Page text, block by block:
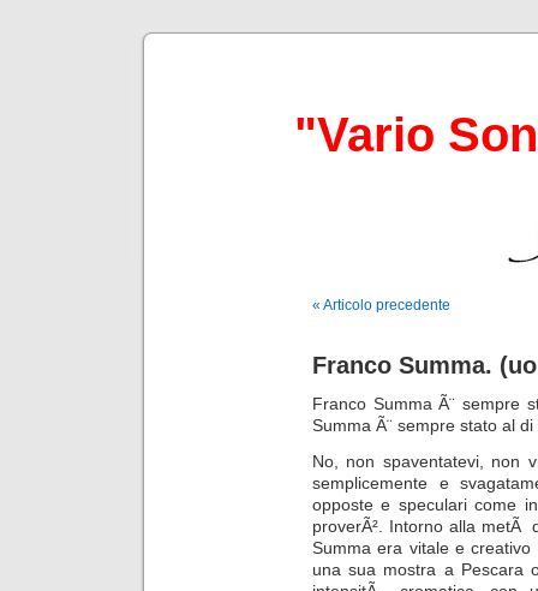
"Vario
« Articolo precedente
Franco Summa.
Franco Summa Ã¨ sempre
Summa Ã¨ sempre stato al
No, non spaventatevi, non
semplicemente e
opposte e speculari come
proverÃ². Intorno alla metÃ
Summa era vitale e creativo
una sua mostra a Pescara